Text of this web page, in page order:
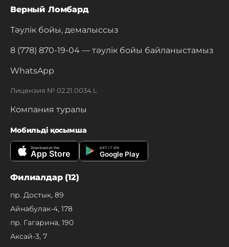
Верный Ломбард
Тәулік бойы, демалыссыз
8 (778) 870-19-04 — тәулік бойы байланыстамыз
WhatsApp
Лицензия № 02.21.0034.L
Компания туралы
Мобильді қосымша
Download on the
App Store
GET IT ON
Google Play
Филиалдар (12)
пр. Достык, 89
Айнабулак-4, 178
пр. Гагарина, 190
Аксай-3, 7